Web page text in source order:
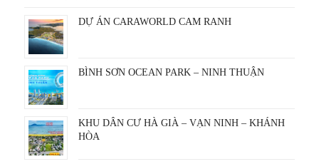
DỰ ÁN CARAWORLD CAM RANH
BÌNH SƠN OCEAN PARK – NINH THUẬN
KHU DÂN CƯ HÀ GIÀ – VẠN NINH – KHÁNH
HÒA